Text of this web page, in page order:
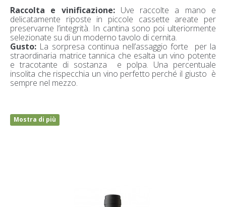
Raccolta e vinificazione:Uve raccolte a mano e
delicatamente riposte in piccole cassette areate per
preservarne l’integrità. In cantina sono poi ulteriormente
selezionate su di un moderno tavolo di cernita.
Gusto: La sorpresa continua nell’assaggio forte per la
straordinaria matrice tannica che esalta un vino potente
e tracotante di sostanza e polpa. Una percentuale
insolita che rispecchia un vino perfetto perché il giusto è
sempre nel mezzo.
Mostra di più